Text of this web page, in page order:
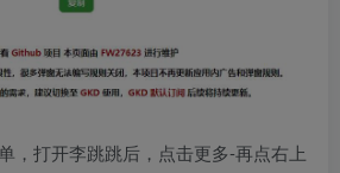
，打开李跳跳后，点击更多-再点右上